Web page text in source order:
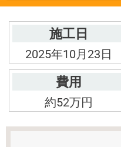
施工日
2025年10月23日
費用
約52万円